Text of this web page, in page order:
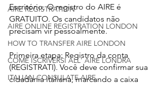
AIRE REGISTRATION
AIRE ONLINE REGISTRATION LONDON
HOW TO TRANSFER AIRE LONDON
COME ISCRIVERSI ALL' AIRE LONDRA
ITALIAN CONSULATE AIRE
Escritório. O registro do AIRE é
GRATUITO. Os candidatos não
precisam vir pessoalmente.
Primeira etapa: Registro da conta
(REGISTRATI). Você deve confirmar sua
cidadania italiana, marcando a caixa